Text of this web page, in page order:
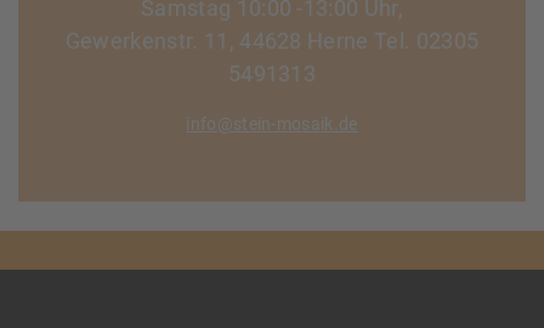
Samstag 10:00 -13:00 Uhr,
Gewerkenstr. 11, 44628 Herne Tel. 02305
5491313
info@stein-mosaik.de